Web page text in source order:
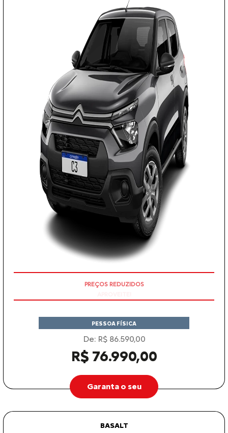
PESSOA FÍSICA
De: R$ 86.590,00
R$ 76.990,00
Garanta o seu
BASALT